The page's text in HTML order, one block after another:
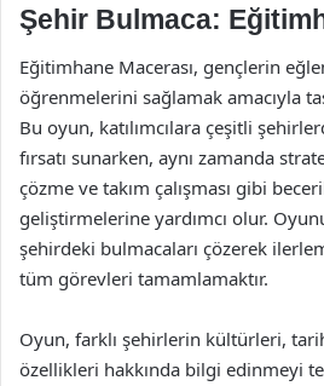
Şehir Bulmaca:
Eğitimhane Macerası, gençlerin
öğrenmelerini sağlamak amacıyla
Bu oyun, katılımcılara çeşitli
fırsatı sunarken, aynı zamanda
çözme ve takım çalışması gibi
geliştirmelerine yardımcı olur.
şehirdeki bulmacaları çözerek
tüm görevleri tamamlamaktır.
Oyun, farklı şehirlerin kültürleri,
özellikleri hakkında bilgi edinmeyi